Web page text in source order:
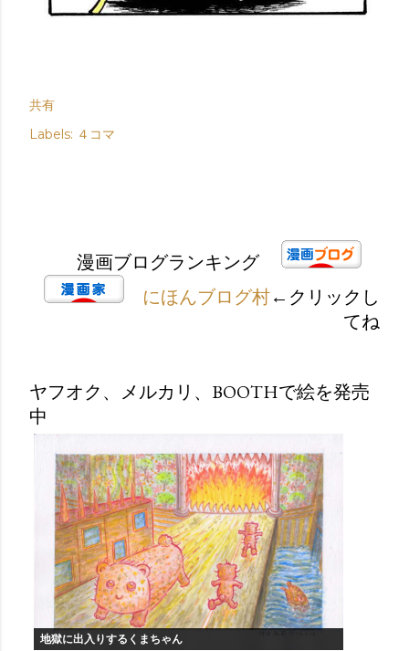
共有
Labels: ４コマ
漫画ブログランキング
にほんブログ村←クリックし
てね
ヤフオク、メルカリ、BOOTHで絵を発売
中
地獄に出入りするくまちゃん